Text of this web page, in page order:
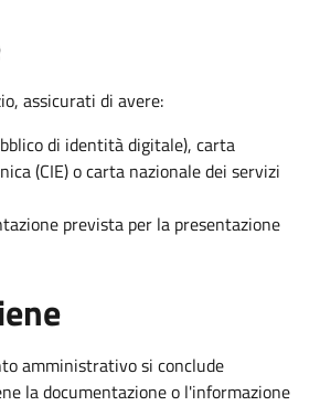
assicurati di avere:
di identità digitale), carta
(CIE) o carta nazionale dei servizi
prevista per la presentazione
amministrativo si conclude
la documentazione o l'informazione